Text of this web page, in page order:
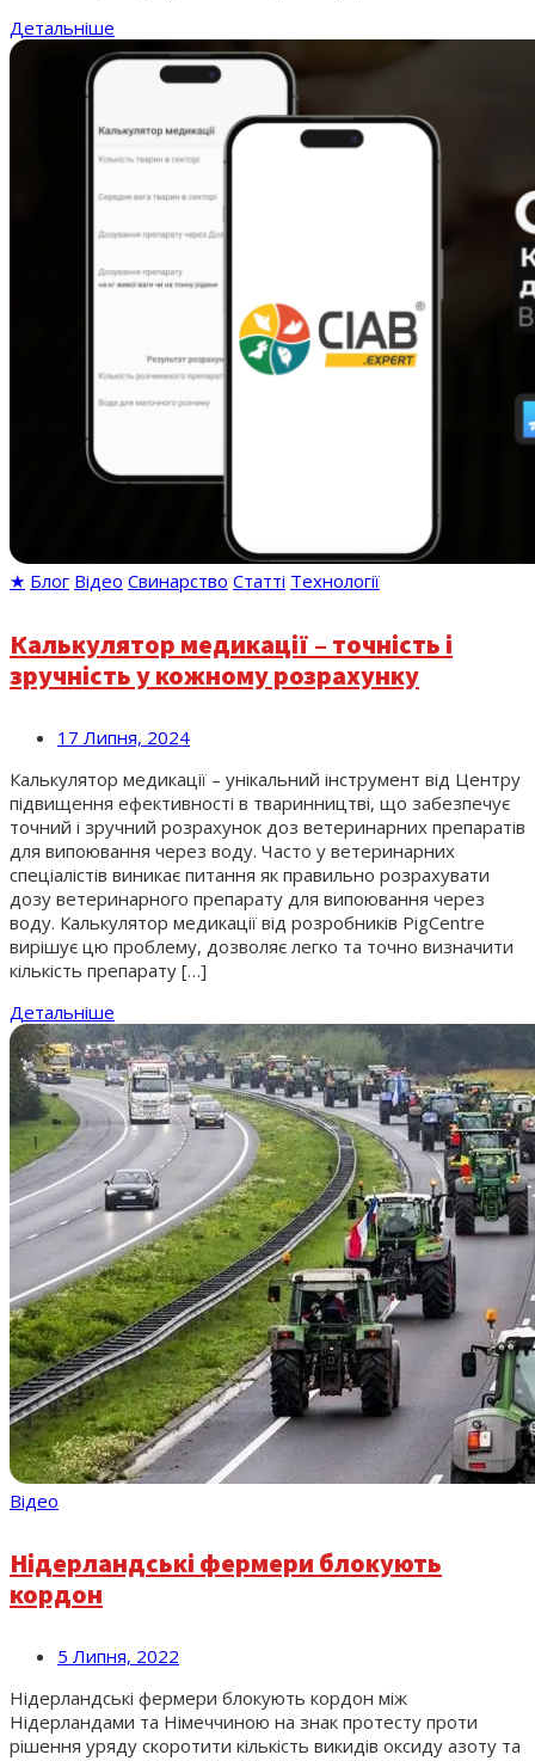
Детальніше
★ Блог Відео Свинарство Статті Технології
Калькулятор медикації – точність і
зручність у кожному розрахунку
17 Липня, 2024
Калькулятор медикації – унікальний інструмент від Центру
підвищення ефективності в тваринництві, що забезпечує
точний і зручний розрахунок доз ветеринарних препаратів
для випоювання через воду. Часто у ветеринарних
спеціалістів виникає питання як правильно розрахувати
дозу ветеринарного препарату для випоювання через
воду. Калькулятор медикації від розробників PigCentre
вирішує цю проблему, дозволяє легко та точно визначити
кількість препарату […]
Детальніше
Відео
Нідерландські фермери блокують
кордон
5 Липня, 2022
Нідерландські фермери блокують кордон між
Нідерландами та Німеччиною на знак протесту проти
рішення уряду скоротити кількість викидів оксиду азоту та